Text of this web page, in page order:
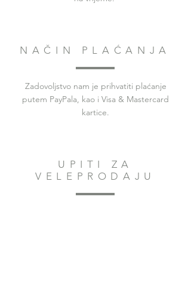
NAČIN PLAĆANJA
Zadovoljstvo nam je prihvatiti plaćanje
putem PayPala, kao i Visa & Mastercard
kartice.
UPITI ZA
VELEPRODAJU